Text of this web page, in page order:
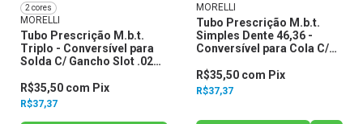
2 cores
MORELLI
Tubo Prescrição M.b.t.
Triplo - Conversível para
Solda C/ Gancho Slot .022 -
R$37,37
R$35,50 com Pix
MORELLI
Tubo Prescrição M.b.t.
Simples Dente 46,36 -
Conversível para Cola C/
- Morelli
R$37,37
R$35,50 com Pix